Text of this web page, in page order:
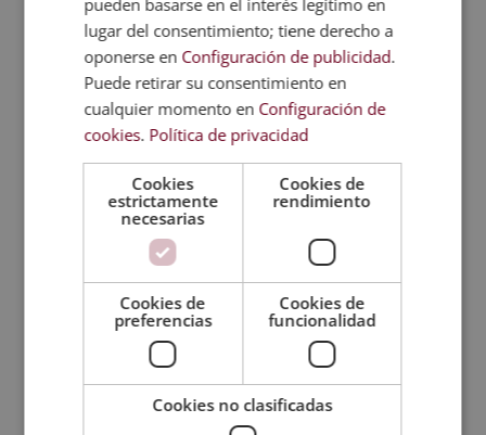
Cocinar en casa.
Comer conscientemente.
Incorporar superalimentos.
Mantener el equilibrio.
Hidratarse adecuadamente.
Practicar ejercicio físico.
Escuchar al cuerpo.
Reducir el estrés.
¿Quieres saber más? Aprende cómo diseñar planes
de alimentación equilibrados para fomentar el
bienestar con la formación especializada que te
ofrecemos en Esneca Business School. ¡Consulta
todo lo que te aportará y da el siguiente paso en tu
lugar del consentimiento; tiene derecho a
oponerse en Configuración de publicidad.
Puede retirar su consentimiento en
cualquier momento en Configuración de
cookies. Política de privacidad
Cookies
estrictamente
necesarias
Cookies de
rendimiento
Cookies de
preferencias
Cookies de
funcionalidad
Cookies no clasificadas